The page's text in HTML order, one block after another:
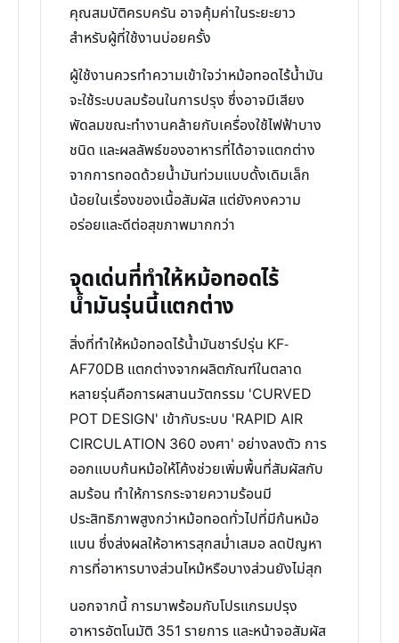
คุณสมบัติครบครัน อาจคุ้มค่าในระยะยาว
สำหรับผู้ที่ใช้งานบ่อยครั้ง
ผู้ใช้งานควรทำความเข้าใจว่าหม้อทอดไร้น้ำมัน
จะใช้ระบบลมร้อนในการปรุง ซึ่งอาจมีเสียง
พัดลมขณะทำงานคล้ายกับเครื่องใช้ไฟฟ้าบาง
ชนิด และผลลัพธ์ของอาหารที่ได้อาจแตกต่าง
จากการทอดด้วยน้ำมันท่วมแบบดั้งเดิมเล็ก
น้อยในเรื่องของเนื้อสัมผัส แต่ยังคงความ
อร่อยและดีต่อสุขภาพมากกว่า
จุดเด่นที่ทำให้หม้อทอดไร้
น้ำมันรุ่นนี้แตกต่าง
สิ่งที่ทำให้หม้อทอดไร้น้ำมันชาร์ปรุ่น KF-
AF70DB แตกต่างจากผลิตภัณฑ์ในตลาด
หลายรุ่นคือการผสานนวัตกรรม 'CURVED
POT DESIGN' เข้ากับระบบ 'RAPID AIR
CIRCULATION 360 องศา' อย่างลงตัว การ
ออกแบบก้นหม้อให้โค้งช่วยเพิ่มพื้นที่สัมผัสกับ
ลมร้อน ทำให้การกระจายความร้อนมี
ประสิทธิภาพสูงกว่าหม้อทอดทั่วไปที่มีก้นหม้อ
แบน ซึ่งส่งผลให้อาหารสุกสม่ำเสมอ ลดปัญหา
การที่อาหารบางส่วนไหม้หรือบางส่วนยังไม่สุก
นอกจากนี้ การมาพร้อมกับโปรแกรมปรุง
อาหารอัตโนมัติ 351 รายการ และหน้าจอสัมผัส